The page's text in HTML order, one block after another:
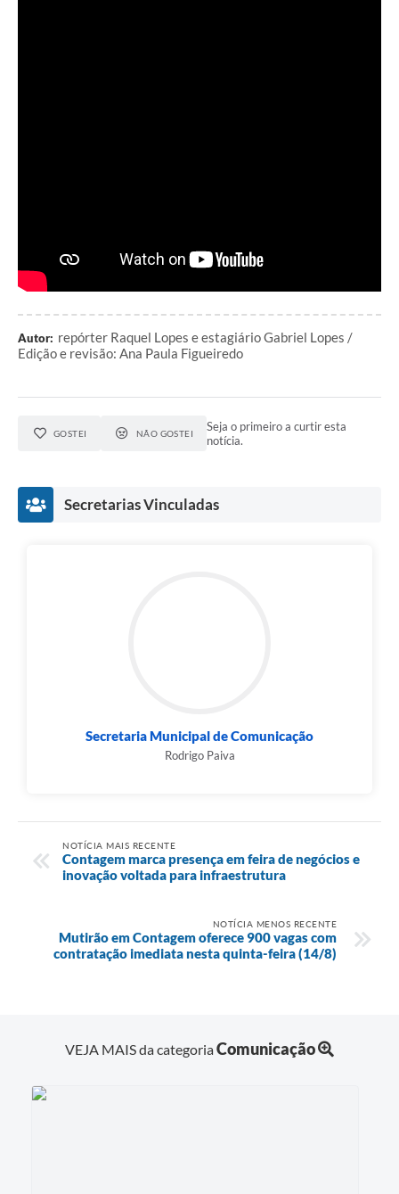
Autor: repórter Raquel Lopes e estagiário Gabriel Lopes /
Edição e revisão: Ana Paula Figueiredo
GOSTEI NÃO GOSTEI
Seja o primeiro a curtir esta
notícia.
Secretarias Vinculadas
Secretaria Municipal de Comunicação
Rodrigo Paiva
NOTÍCIA MAIS RECENTE
Contagem marca presença em feira de negócios e
inovação voltada para infraestrutura
NOTÍCIA MENOS RECENTE
Mutirão em Contagem oferece 900 vagas com
contratação imediata nesta quinta-feira (14/8)
VEJA MAIS da categoriaComunicação